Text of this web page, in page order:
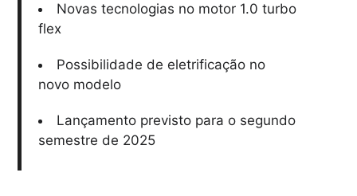
Novas tecnologias no motor 1.0 turbo
flex
Possibilidade de eletrificação no
novo modelo
Lançamento previsto para o segundo
semestre de 2025